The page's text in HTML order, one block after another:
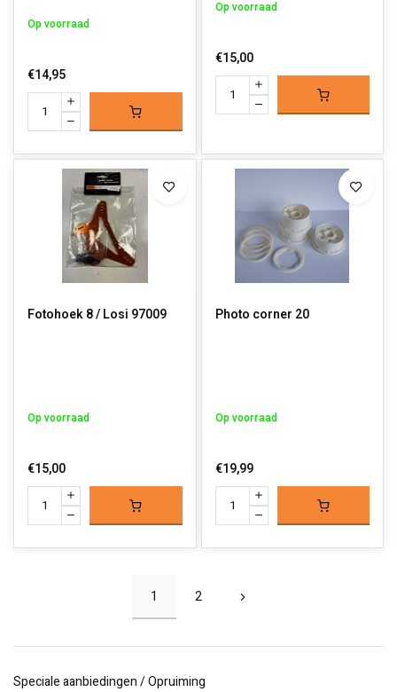
Op voorraad
€14,95
Op voorraad
€15,00
Fotohoek 8 / Losi 97009
Op voorraad
€15,00
Photo corner 20
Op voorraad
€19,99
1 2
Speciale aanbiedingen / Opruiming